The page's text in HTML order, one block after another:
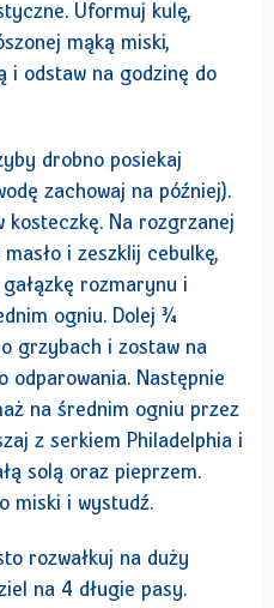
Uformuj kulę,
mąką miski,
i odstaw na godzinę do
drobno posiekaj
zachowaj na później).
kosteczkę. Na rozgrzanej
i zeszklij cebulkę,
rozmarynu i
ogniu. Dolej ¾
grzybach i zostaw na
odparowania. Następnie
na średnim ogniu przez
z serkiem Philadelphia i
solą oraz pieprzem.
miski i wystudź.
rozwałkuj na duży
na 4 długie pasy.